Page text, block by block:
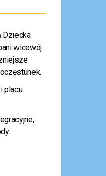
Dziecka
wicewój
placu